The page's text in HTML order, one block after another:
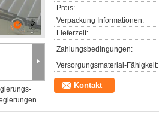
Preis:
Verpackung Informationen:
Lieferzeit:
Zahlungsbedingungen:
Versorgungsmaterial-Fähigkeit:
Kontakt